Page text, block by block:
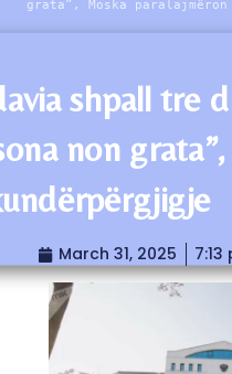
grata”, Moska
shpall tre
non
March 31, 2025 7:13